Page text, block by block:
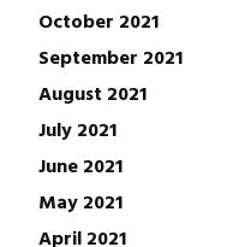
October 2021
September 2021
August 2021
July 2021
June 2021
May 2021
April 2021